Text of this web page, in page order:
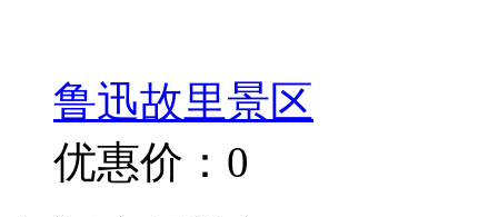
鲁迅故里景区
优惠价：0